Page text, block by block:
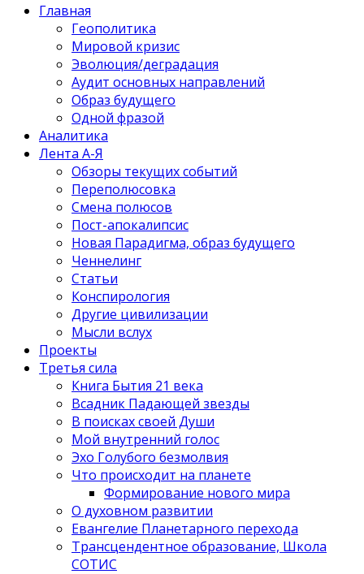
Главная
Геополитика
Мировой кризис
Эволюция/деградация
Аудит основных направлений
Образ будущего
Одной фразой
Аналитика
Лента А-Я
Обзоры текущих событий
Переполюсовка
Смена полюсов
Пост-апокалипсис
Новая Парадигма, образ будущего
Ченнелинг
Статьи
Конспирология
Другие цивилизации
Мысли вслух
Проекты
Третья сила
Книга Бытия 21 века
Всадник Падающей звезды
В поисках своей Души
Мой внутренний голос
Эхо Голубого безмолвия
Что происходит на планете
Формирование нового мира
О духовном развитии
Евангелие Планетарного перехода
Трансцендентное образование, Школа
СОТИС